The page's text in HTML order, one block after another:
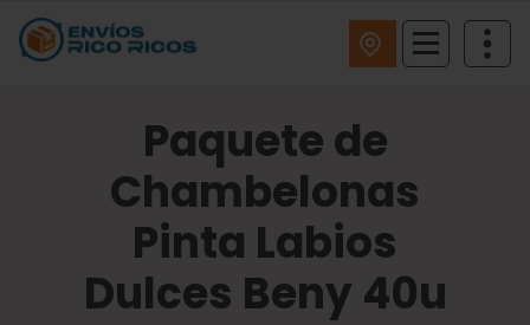
Paquete de
Chambelonas
Pinta Labios
Dulces Beny 40u